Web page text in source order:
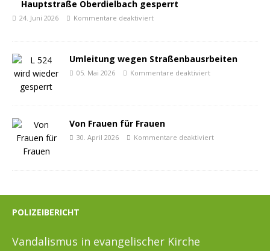
Hauptstraße Oberdielbach gesperrt
24. Juni 2026 Kommentare deaktiviert
Umleitung wegen Straßenbausrbeiten
05. Mai 2026 Kommentare deaktiviert
Von Frauen für Frauen
30. April 2026 Kommentare deaktiviert
POLIZEIBERICHT
Vandalismus in evangelischer Kirche